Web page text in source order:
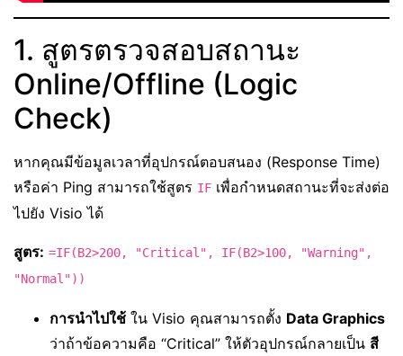
1. สูตรตรวจสอบสถานะ
Online/Offline (Logic
Check)
หากคุณมีข้อมูลเวลาที่อุปกรณ์ตอบสนอง (Response Time)
หรือค่า Ping สามารถใช้สูตร IF เพื่อกำหนดสถานะที่จะส่งต่อ
ไปยัง Visio ได้
สูตร: =IF(B2>200, "Critical", IF(B2>100, "Warning",
"Normal"))
การนำไปใช้ ใน Visio คุณสามารถตั้ง Data Graphics
ว่าถ้าข้อความคือ “Critical” ให้ตัวอุปกรณ์กลายเป็น สี